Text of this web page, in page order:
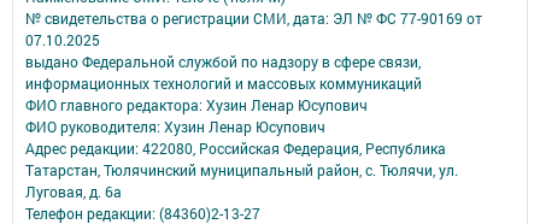
№ свидетельства о регистрации СМИ, дата: ЭЛ № ФС 77-90169 от
07.10.2025
выдано Федеральной службой по надзору в сфере связи,
информационных технологий и массовых коммуникаций
ФИО главного редактора: Хузин Ленар Юсупович
ФИО руководителя: Хузин Ленар Юсупович
Адрес редакции: 422080, Российская Федерация, Республика
Татарстан, Тюлячинский муниципальный район, с. Тюлячи, ул.
Луговая, д. 6а
Телефон редакции: (84360)2-⁠13-⁠27